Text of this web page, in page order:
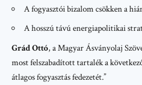
A fogyasztói bizalom csökken a
A hosszú távú energiapolitikai
Grád Ottó, a Magyar Ásványolaj
most felszabadított tartalék a
átlagos fogyasztás fedezetét.”